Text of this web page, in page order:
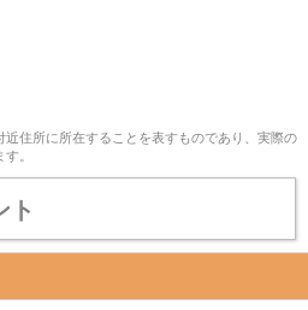
住所に所在することを表すものであり、実際の
。
ト